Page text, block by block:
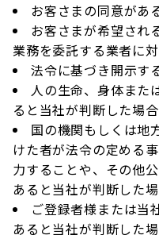
お客さまの同意があ
お客さまが希望され
業務を委託する業者に
法令に基づき開示す
人の生命、身体また
ると当社が判断した場合
国の機関もしくは地
けた者が法令の定める
力することや、その他
あると当社が判断した
ご登録者様または当
あると当社が判断した